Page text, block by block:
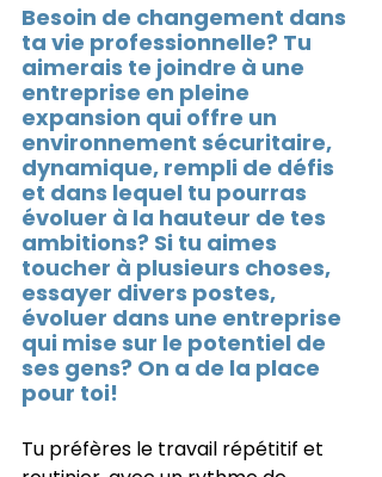
Besoin de changement dans
ta vie professionnelle? Tu
aimerais te joindre à une
entreprise en pleine
expansion qui offre un
environnement sécuritaire,
dynamique, rempli de défis
et dans lequel tu pourras
évoluer à la hauteur de tes
ambitions? Si tu aimes
toucher à plusieurs choses,
essayer divers postes,
évoluer dans une entreprise
qui mise sur le potentiel de
ses gens? On a de la place
pour toi!
Tu préfères le travail répétitif et